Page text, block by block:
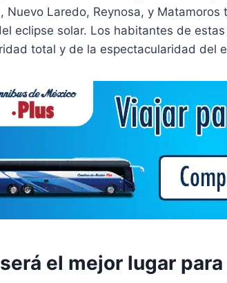
Nuevo Laredo, Reynosa, y
eclipse solar. Los habitantes de
total y de la espectacularidad del
el mejor lugar